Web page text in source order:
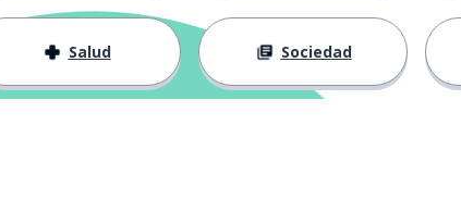
Salud Sociedad